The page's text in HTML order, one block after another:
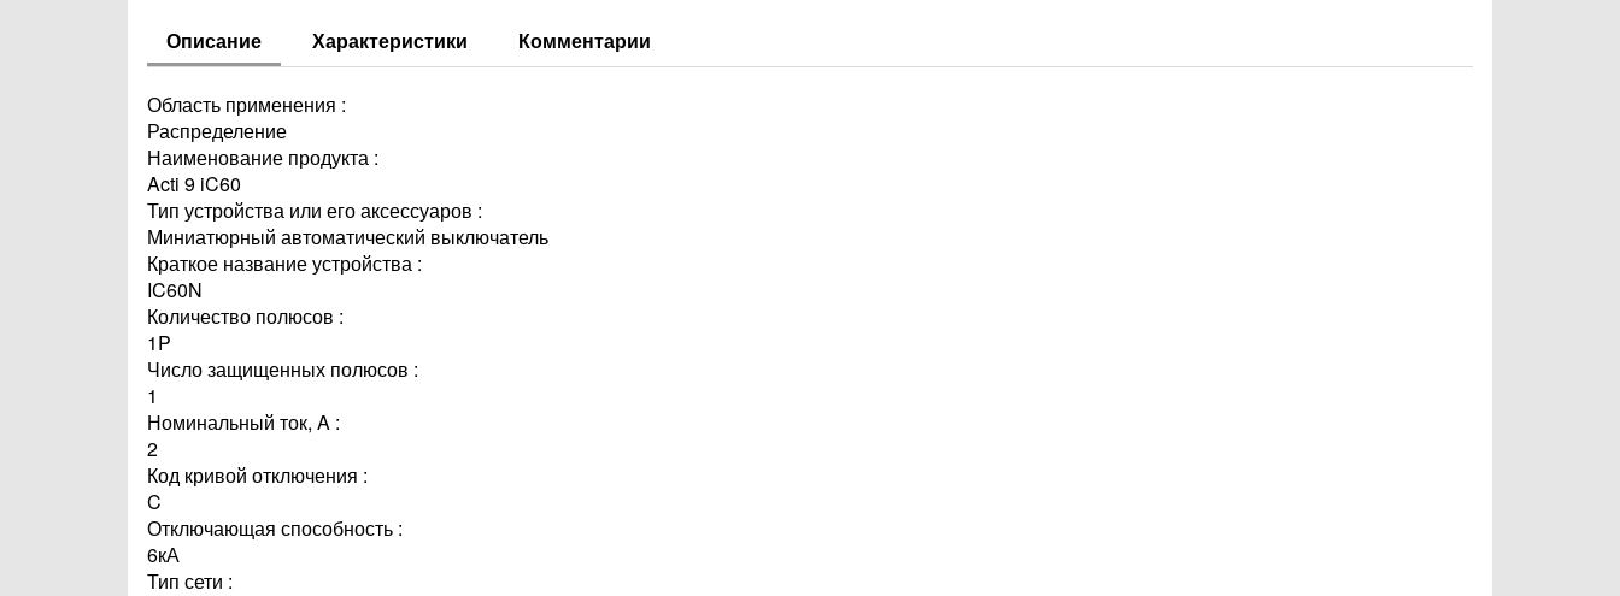
Описание Характеристики Комментарии
Область применения :
Распределение
Наименование продукта :
Acti 9 iC60
Тип устройства или его аксессуаров :
Миниатюрный автоматический выключатель
Краткое название устройства :
IC60N
Количество полюсов :
1P
Число защищенных полюсов :
1
Номинальный ток, A :
2
Код кривой отключения :
C
Отключающая способность :
6кА
Тип сети :